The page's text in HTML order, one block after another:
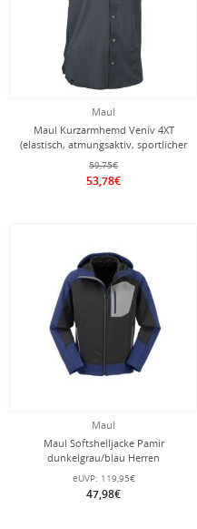
Maul
Maul Kurzarmhemd Veniv 4XT
(elastisch, atmungsaktiv, sportlicher
Schnitt) dunkelgrau Herren
59,75€
53,78€
Maul
Maul Softshelljacke Pamir
dunkelgrau/blau Herren
eUVP: 119,95€
47,98€